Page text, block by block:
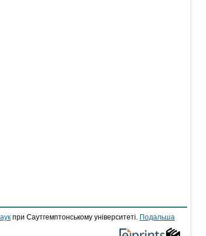
при Саутгемптонському університеті.
Подальша